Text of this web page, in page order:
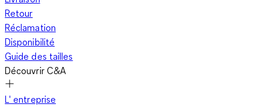
Retour
Réclamation
Disponibilité
Guide des tailles
Découvrir C&A
L' entreprise